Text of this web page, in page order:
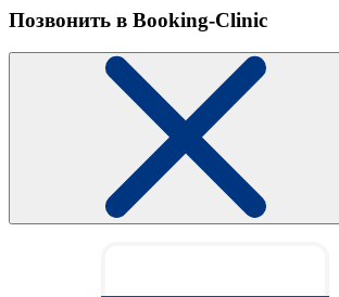
Позвонить в Booking-Clinic